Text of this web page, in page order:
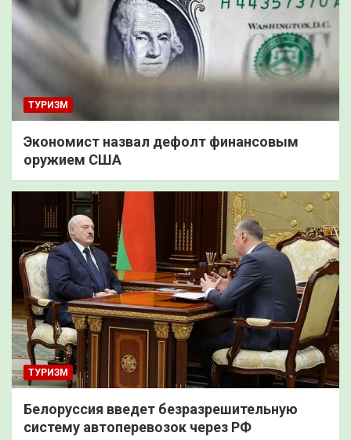
ТУРИЗМ
Экономист назвал дефолт финансовым
оружием США
ТУРИЗМ
Белоруссия введет безразрешительную
систему автоперевозок через РФ